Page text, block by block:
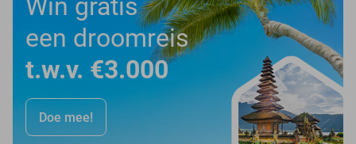
Win gratis
een droomreis
t.w.v. €3.000
Doe mee!